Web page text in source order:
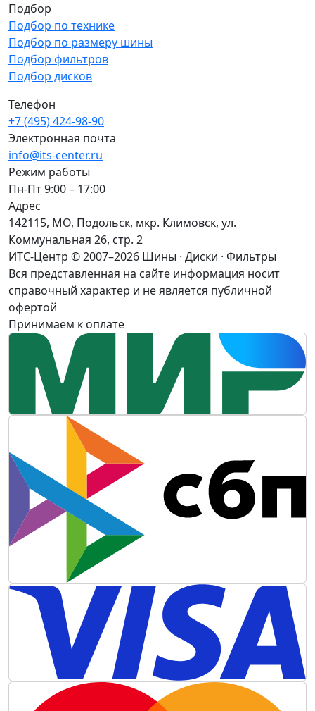
Подбор
Подбор по технике
Подбор по размеру шины
Подбор фильтров
Подбор дисков
Телефон
+7 (495) 424-98-90
Электронная почта
info@its-center.ru
Режим работы
Пн-Пт 9:00 – 17:00
Адрес
142115, МО, Подольск, мкр. Климовск, ул.
Коммунальная 26, стр. 2
ИТС-Центр © 2007–2026 Шины · Диски · Фильтры
Вся представленная на сайте информация носит
справочный характер и не является публичной
офертой
Принимаем к оплате